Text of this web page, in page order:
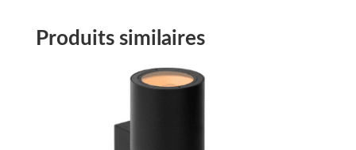
Produits similaires